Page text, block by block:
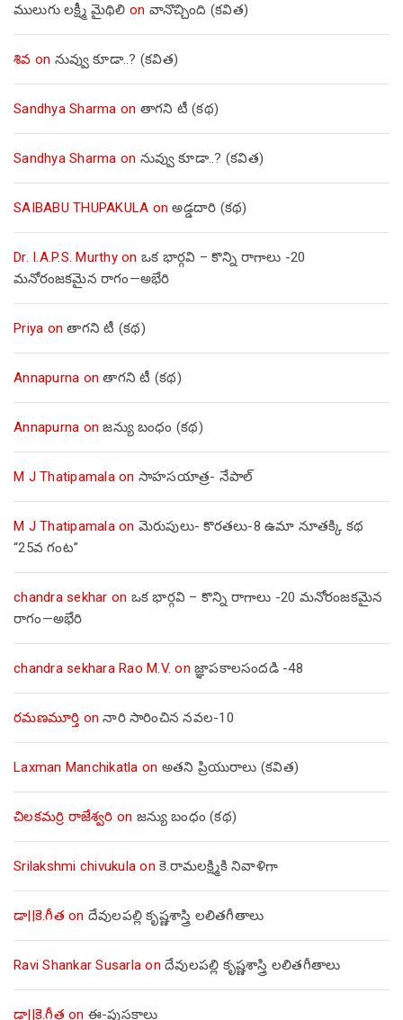
ములుగు లక్ష్మీ మైథిలి on వానొచ్చింది (కవిత)
శివ on నువ్వు కూడా..? (కవిత)
Sandhya Sharma on తాగని టీ (కథ)
Sandhya Sharma on నువ్వు కూడా..? (కవిత)
SAIBABU THUPAKULA onఅడ్డదారి (కథ)
Dr. I.A.P.S. Murthyon ఒక భార్గవి – కొన్ని రాగాలు -20
మనోరంజకమైన రాగం—అభేరి
Priya onతాగని టీ (కథ)
Annapurna onతాగని టీ (కథ)
Annapurna onజన్యు బంధం (కథ)
M J Thatipamalaon సాహసయాత్ర- నేపాల్‌
M J Thatipamalaon మెరుపులు- కొరతలు-8 ఉమా నూతక్కి కథ
“25వ గంట”
chandra sekhar on ఒక భార్గవి – కొన్ని రాగాలు -20 మనోరంజకమైన
రాగం—అభేరి
chandra sekhara Rao M.V. on జ్ఞాపకాలసందడి -48
రమణమూర్తి onనారి సారించిన నవల-10
Laxman Manchikatla on అతని ప్రియురాలు (కవిత)
చిలకమర్రి రాజేశ్వరి on జన్యు బంధం (కథ)
Srilakshmi chivukula on కె.రామలక్ష్మికి నివాళిగా
డా||కె.గీత on దేవులపల్లి కృష్ణశాస్త్రి లలితగీతాలు
Ravi Shankar Susarla on దేవులపల్లి కృష్ణశాస్త్రి లలితగీతాలు
డా||కె.గీత on ఈ-పుస్తకాలు